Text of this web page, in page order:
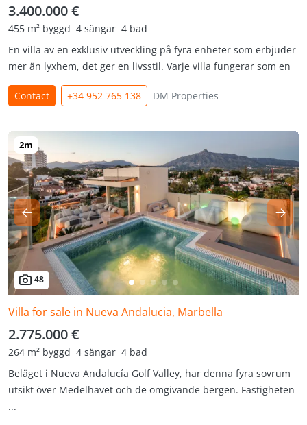
3.400.000 €
455 m² byggd 4 sängar 4 bad
En villa av en exklusiv utveckling på fyra enheter som erbjuder
mer än lyxhem, det ger en livsstil. Varje villa fungerar som en
Contact +34 952 765 138 DM Properties
48
Villa for sale in Nueva Andalucia, Marbella
2.775.000 €
264 m² byggd 4 sängar 4 bad
Beläget i Nueva Andalucía Golf Valley, har denna fyra sovrum
utsikt över Medelhavet och de omgivande bergen. Fastigheten
...